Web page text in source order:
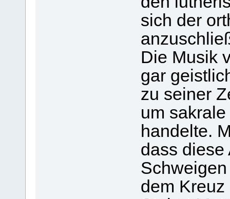
sich der
Die Musik
gar
zu seiner
um
handelte.
dass diese
dem